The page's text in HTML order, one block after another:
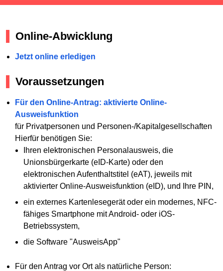
Online-Abwicklung
Jetzt online erledigen
Voraussetzungen
Für den Online-Antrag: aktivierte Online-
Ausweisfunktion
für Privatpersonen und Personen-/Kapitalgesellschaften
Hierfür benötigen Sie:
Ihren elektronischen Personalausweis, die
Unionsbürgerkarte (eID-Karte) oder den
elektronischen Aufenthaltstitel (eAT), jeweils mit
aktivierter Online-Ausweisfunktion (eID), und Ihre PIN,
ein externes Kartenlesegerät oder ein modernes, NFC-
fähiges Smartphone mit Android- oder iOS-
Betriebssystem,
die Software "AusweisApp"
Für den Antrag vor Ort als natürliche Person: